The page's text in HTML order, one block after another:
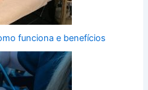
funciona e benefícios